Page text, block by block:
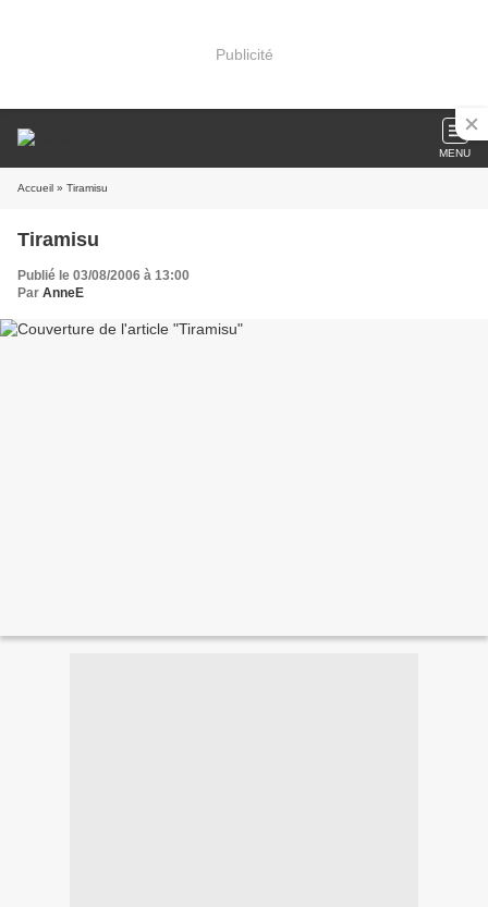
Publicité
MENU
Accueil » Tiramisu
Tiramisu
Publié le 03/08/2006 à 13:00
Par AnneE